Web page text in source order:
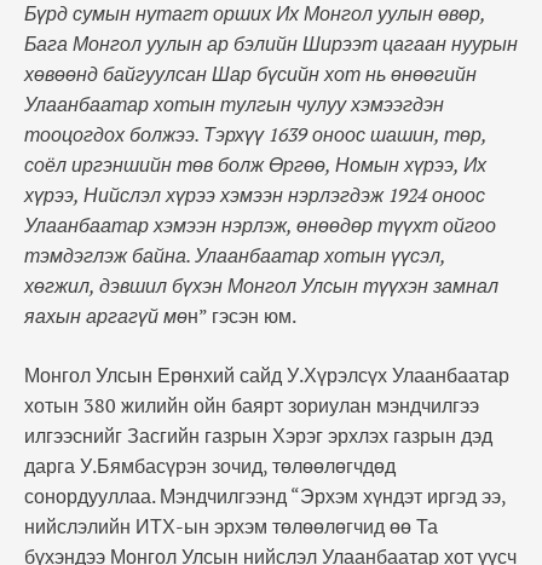
Бүрд сумын нутагт орших Их Монгол уулын өвөр,
Бага Монгол уулын ар бэлийн Ширээт цагаан нуурын
хөвөөнд байгуулсан Шар бүсийн хот нь өнөөгийн
Улаанбаатар хотын тулгын чулуу хэмээгдэн
тооцогдох болжээ. Тэрхүү 1639 оноос шашин, төр,
соёл иргэншийн төв болж Өргөө, Номын хүрээ, Их
хүрээ, Нийслэл хүрээ хэмээн нэрлэгдэж 1924 оноос
Улаанбаатар хэмээн нэрлэж, өнөөдөр түүхт ойгоо
тэмдэглэж байна. Улаанбаатар хотын үүсэл,
хөгжил, дэвшил бүхэн Монгол Улсын түүхэн замнал
яахын аргагүй мөн” гэсэн юм.
Монгол Улсын Ерөнхий сайд У.Хүрэлсүх Улаанбаатар
хотын 380 жилийн ойн баярт зориулан мэндчилгээ
илгээснийг Засгийн газрын Хэрэг эрхлэх газрын дэд
дарга У.Бямбасүрэн зочид, төлөөлөгчдөд
сонордууллаа. Мэндчилгээнд “Эрхэм хүндэт иргэд ээ,
нийслэлийн ИТХ-ын эрхэм төлөөлөгчид өө Та
бүхэндээ Монгол Улсын нийслэл Улаанбаатар хот үүсч